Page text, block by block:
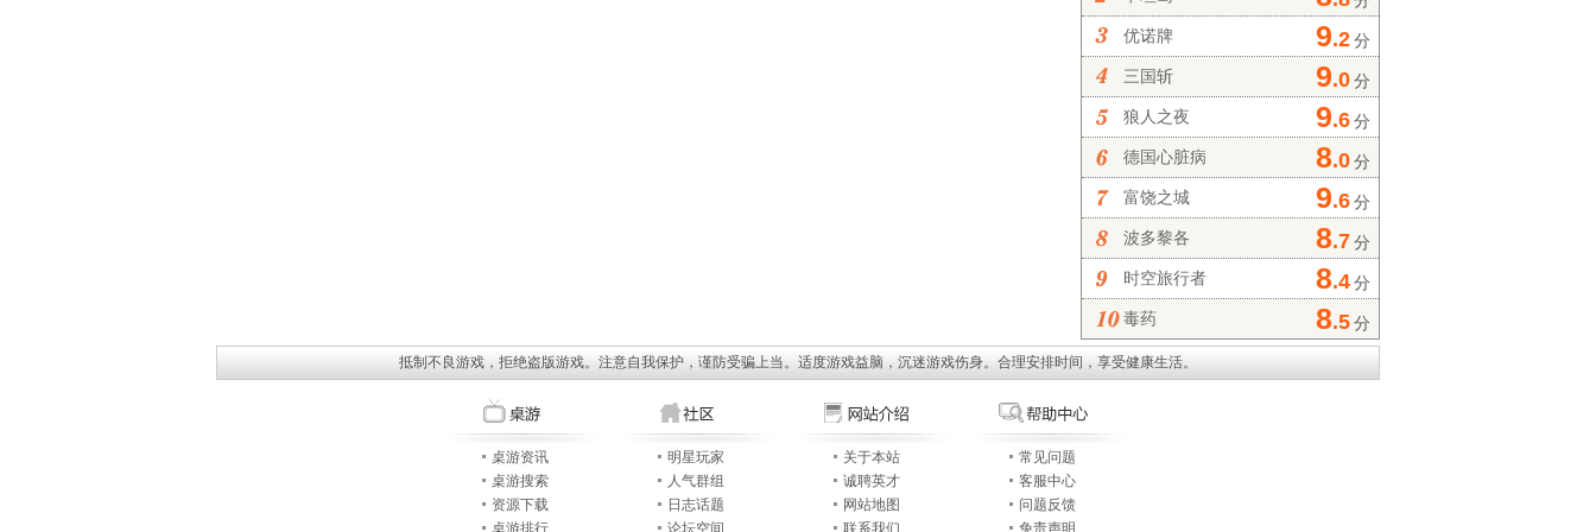
9.2 分
优诺牌
9.0 分
三国斩
9.6 分
狼人之夜
8.0 分
德国心脏病
9.6 分
富饶之城
8.7 分
波多黎各
8.4 分
时空旅行者
8.5 分
毒药
抵制不良游戏，拒绝盗版游戏。注意自我保护，谨防受骗上当。适度游戏益脑，沉迷游戏伤身。合理安排时间，享受健康生活。
桌游资讯
桌游搜索
资源下载
桌游排行
明星玩家
人气群组
日志话题
论坛空间
关于本站
诚聘英才
网站地图
联系我们
常见问题
客服中心
问题反馈
免责声明